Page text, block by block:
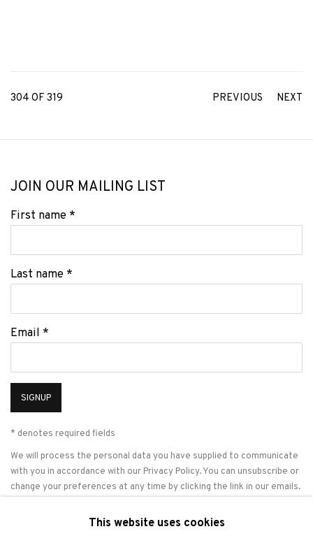
PREVIOUS NEXT
304 OF 319
JOIN OUR MAILING LIST
First name *
Last name *
Email *
SIGNUP
* denotes required fields
We will process the personal data you have supplied to communicate
with you in accordance with our Privacy Policy. You can unsubscribe or
change your preferences at any time by clicking the link in our emails.
This website uses cookies